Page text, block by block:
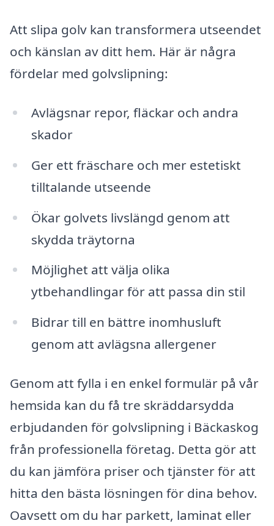
Att slipa golv kan transformera utseendet
och känslan av ditt hem. Här är några
fördelar med golvslipning:
Avlägsnar repor, fläckar och andra
skador
Ger ett fräschare och mer estetiskt
tilltalande utseende
Ökar golvets livslängd genom att
skydda träytorna
Möjlighet att välja olika
ytbehandlingar för att passa din stil
Bidrar till en bättre inomhusluft
genom att avlägsna allergener
Genom att fylla i en enkel formulär på vår
hemsida kan du få tre skräddarsydda
erbjudanden för golvslipning i Bäckaskog
från professionella företag. Detta gör att
du kan jämföra priser och tjänster för att
hitta den bästa lösningen för dina behov.
Oavsett om du har parkett, laminat eller